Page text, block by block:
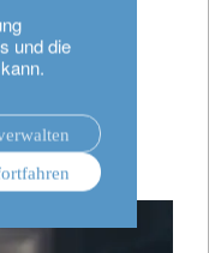
und die
die
wird